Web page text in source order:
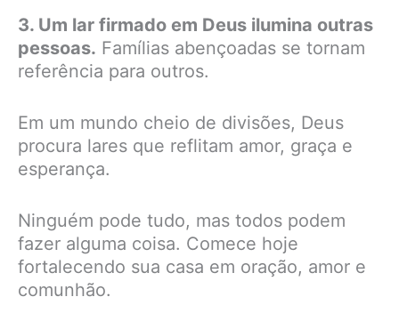
3. Um lar firmado em Deus ilumina outras
pessoas. Famílias abençoadas se tornam
referência para outros.
Em um mundo cheio de divisões, Deus
procura lares que reflitam amor, graça e
esperança.
Ninguém pode tudo, mas todos podem
fazer alguma coisa. Comece hoje
fortalecendo sua casa em oração, amor e
comunhão.